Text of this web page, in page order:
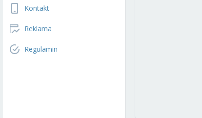
Kontakt
Reklama
Regulamin